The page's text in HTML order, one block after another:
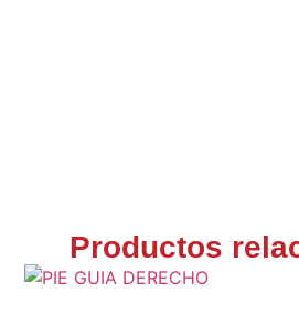
Productos